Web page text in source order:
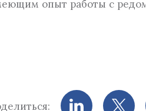
опыт работы с